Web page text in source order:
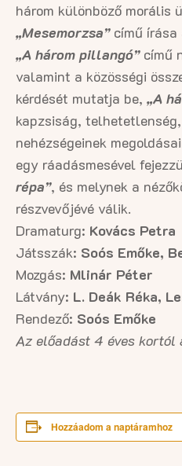
három különböző morális
„Mesemorzsa”című írása
„A három pillangó”című
valamint a közösségi
kérdését mutatja be, „A
kapzsiság,
nehézségeinek
egy ráadásmesével
répa”, és melynek a
részvevőjévé válik.
Dramaturg: Kovács Petra
Játsszák: Soós Emőke,
Mozgás: Mlinár Péter
Látvány: L. Deák Réka,
Rendező: Soós Emőke
Az előadást 4 éves
Hozzáadom a naptáramhoz